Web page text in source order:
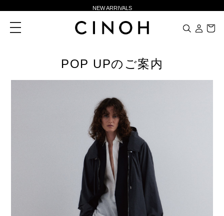
NEW ARRIVALS
新規会員登録500ポイントプレゼント
ニュースレター登録で¥1,000クーポン進呈
toggle
navigation
POP UPのご案内